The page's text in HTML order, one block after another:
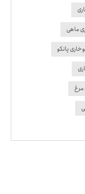
ماهی
پانکو
مرغ